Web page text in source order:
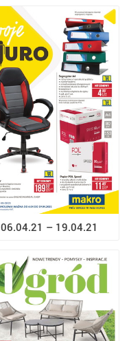
06.04.21 – 19.04.21